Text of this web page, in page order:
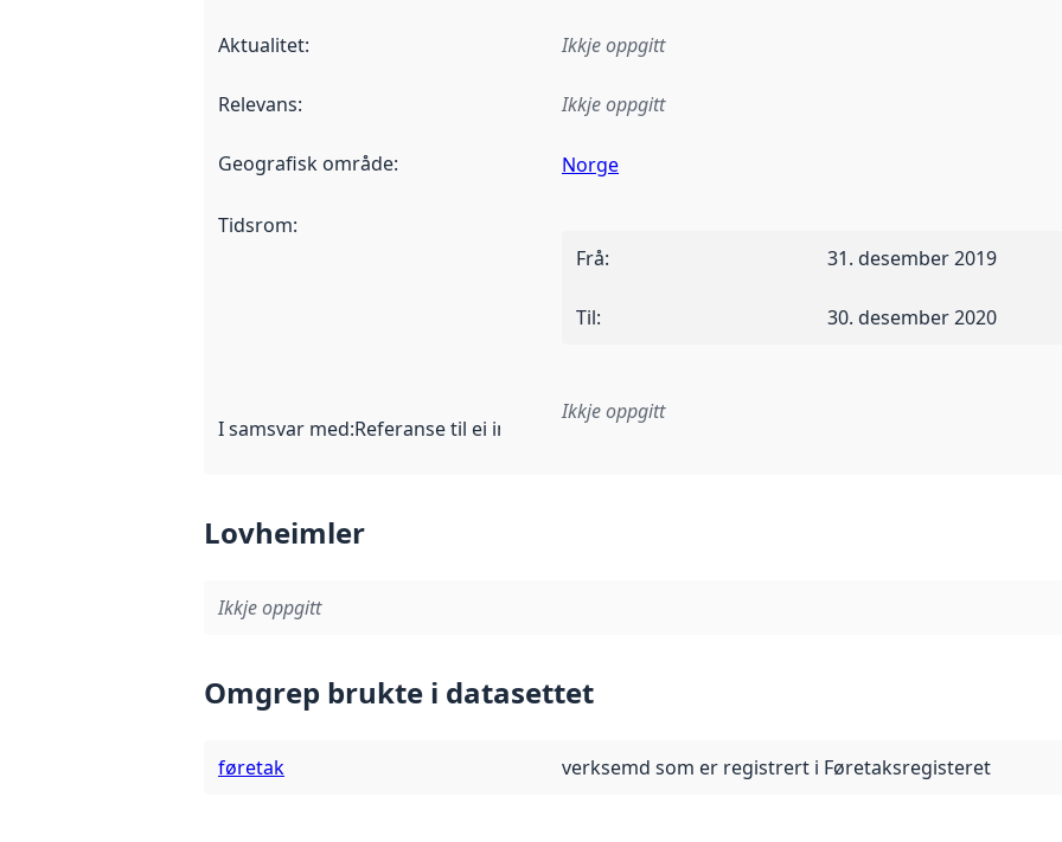
Aktualitet: Ikkje oppgitt
Relevans: Ikkje oppgitt
Geografisk område: Norge
Tidsrom:
Frå: 31. desember 2019
Til: 30. desember 2020
I samsvar med:Referanse til ei implementeringsregel eller anna spesifikasjon som ligg til
Ikkje oppgitt
Lovheimler
Ikkje oppgitt
Omgrep brukte i datasettet
føretak verksemd som er registrert i Føretaksregisteret